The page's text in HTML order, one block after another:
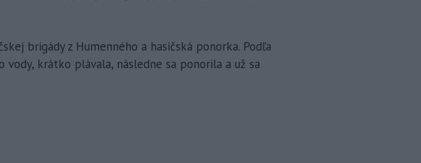
brigády z Humenného a hasičská ponorka. Podľa
krátko plávala, následne sa ponorila a už sa